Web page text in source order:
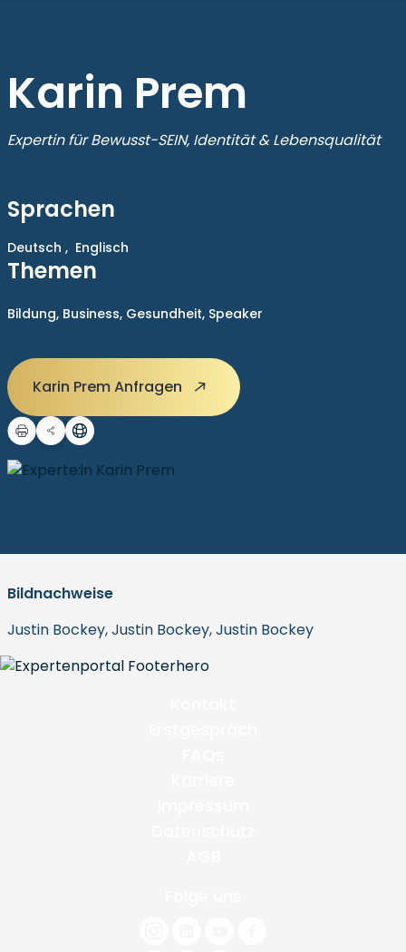
Karin Prem
Expertin für Bewusst-SEIN, Identität & Lebensqualität
Sprachen
Deutsch , Englisch
Themen
Bildung, Business, Gesundheit, Speaker
Karin Prem Anfragen
Bildnachweise
Justin Bockey, Justin Bockey, Justin Bockey